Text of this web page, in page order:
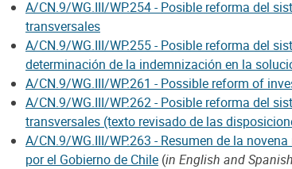
A/CN.9/WG.III/WP.254 - Posible reforma del
transversales
A/CN.9/WG.III/WP.255 - Posible reforma del
determinación de la indemnización en la
A/CN.9/WG.III/WP.261 - Possible reform of
A/CN.9/WG.III/WP.262 - Posible reforma del
transversales (texto revisado de las
A/CN.9/WG.III/WP.263 - Resumen de la
por el Gobierno de Chile (in English and